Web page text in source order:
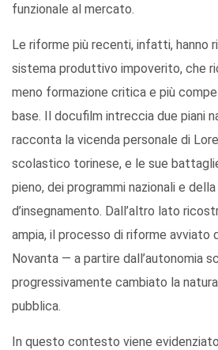
funzionale al mercato.
Le riforme più recenti, infatti, hanno
sistema produttivo impoverito, che
meno formazione critica e più
base. Il docufilm intreccia due piani
racconta la vicenda personale di
scolastico torinese, e le sue
pieno, dei programmi nazionali e
d’insegnamento. Dall’altro lato
ampia, il processo di riforme avviato
Novanta — a partire dall’autonomia
progressivamente cambiato la
pubblica.
In questo contesto viene